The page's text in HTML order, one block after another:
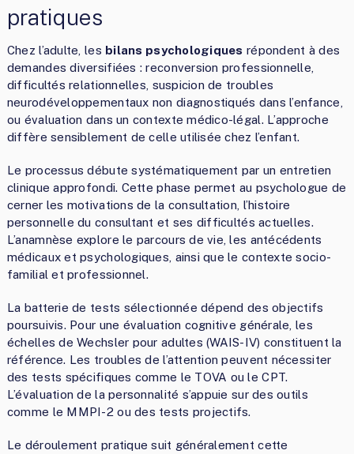
pratiques
Chez l’adulte, les bilans psychologiques répondent à des
demandes diversifiées : reconversion professionnelle,
difficultés relationnelles, suspicion de troubles
neurodéveloppementaux non diagnostiqués dans l’enfance,
ou évaluation dans un contexte médico-légal. L’approche
diffère sensiblement de celle utilisée chez l’enfant.
Le processus débute systématiquement par un entretien
clinique approfondi. Cette phase permet au psychologue de
cerner les motivations de la consultation, l’histoire
personnelle du consultant et ses difficultés actuelles.
L’anamnèse explore le parcours de vie, les antécédents
médicaux et psychologiques, ainsi que le contexte socio-
familial et professionnel.
La batterie de tests sélectionnée dépend des objectifs
poursuivis. Pour une évaluation cognitive générale, les
échelles de Wechsler pour adultes (WAIS-IV) constituent la
référence. Les troubles de l’attention peuvent nécessiter
des tests spécifiques comme le TOVA ou le CPT.
L’évaluation de la personnalité s’appuie sur des outils
comme le MMPI-2 ou des tests projectifs.
Le déroulement pratique suit généralement cette